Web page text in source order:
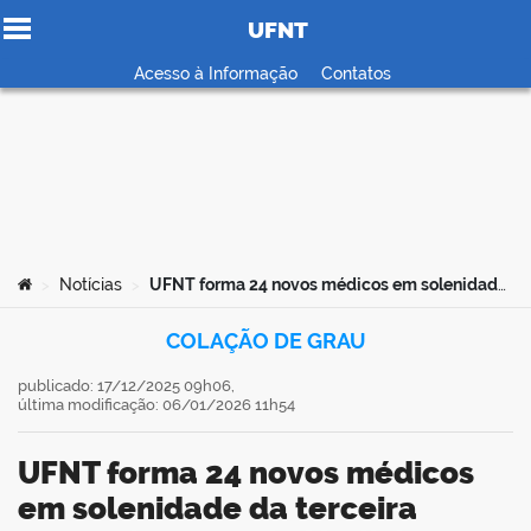
Ir para o conteúdo
UFNT
Acesso à Informação Contatos
Você está aqui:
Notícias UFNT forma 24 novos médicos em solenidade da terceira turma do curso de Medicina
COLAÇÃO DE GRAU
UFNT forma 24 novos médicos
em solenidade da terceira
publicado: 17/12/2025 09h06,
última modificação: 06/01/2026 11h54